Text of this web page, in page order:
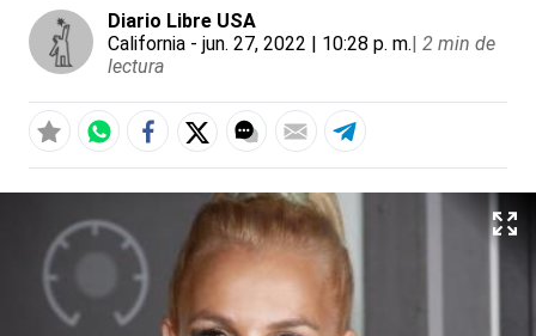
Diario Libre USA
California - jun. 27, 2022 | 10:28 p. m.| 2 min de
lectura